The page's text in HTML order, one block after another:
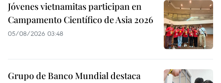
Jóvenes vietnamitas participan en
Campamento Científico de Asia 2026
05/08/2026 03:48
Grupo de Banco Mundial destaca